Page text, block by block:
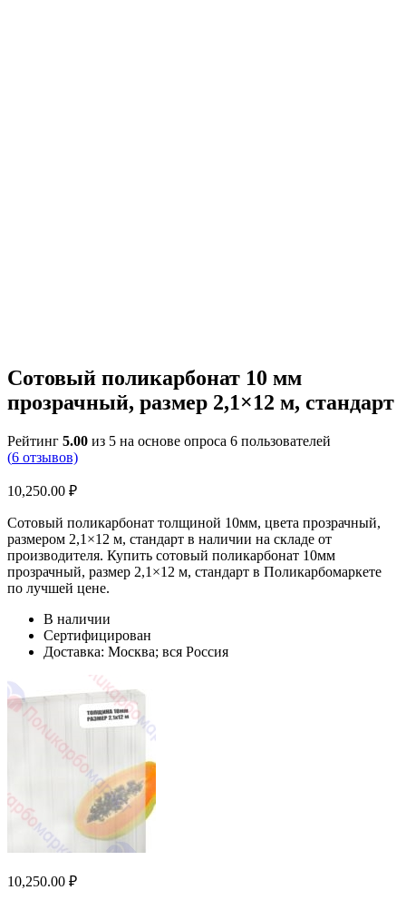
Сотовый поликарбонат 10 мм
прозрачный, размер 2,1×12 м, стандарт
Рейтинг 5.00 из 5 на основе опроса 6 пользователей
(6 отзывов)
10,250.00 ₽
Сотовый поликарбонат толщиной 10мм, цвета прозрачный,
размером 2,1×12 м, стандарт в наличии на складе от
производителя. Купить сотовый поликарбонат 10мм
прозрачный, размер 2,1×12 м, стандарт в Поликарбомаркете
по лучшей цене.
В наличии
Сертифицирован
Доставка: Москва; вся Россия
10,250.00 ₽